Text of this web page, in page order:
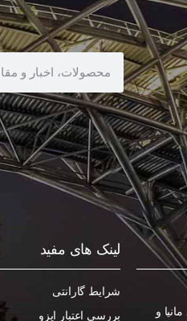
و
لینک های مفید
شرایط گارانتی
بررسی اعتبار ایزو